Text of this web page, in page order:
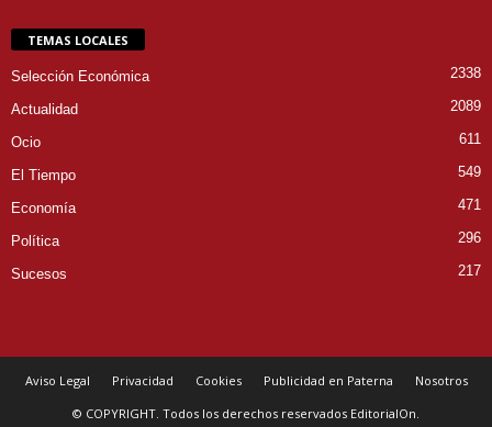
TEMAS LOCALES
Selección Económica 2338
Actualidad 2089
Ocio 611
El Tiempo 549
Economía 471
Política 296
Sucesos 217
Aviso Legal Privacidad Cookies Publicidad en Paterna
Nosotros
© COPYRIGHT. Todos los derechos reservados EditorialOn.